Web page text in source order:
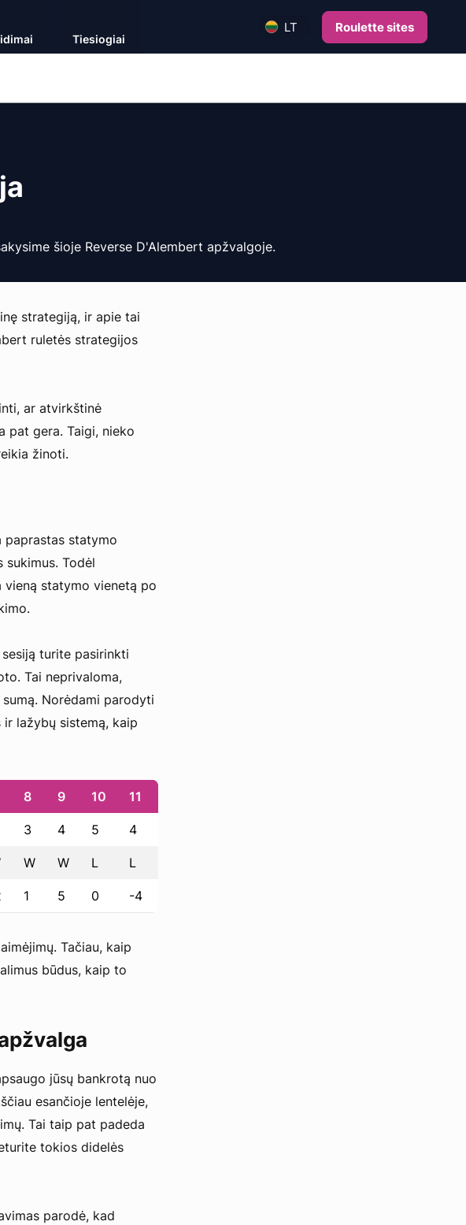
Tiesiogiai
LT Roulette sites
šioje Reverse D'Alembert apžvalgoje.
strategiją, ir apie tai
ruletės strategijos
ar atvirkštinė
pat gera. Taigi, nieko
žinoti.
statymo
sukimus. Todėl
statymo vienetą po
turite pasirinkti
Tai neprivaloma,
Norėdami parodyti
lažybų sistemą, kaip
8 9 10 11
3 4 5 4
W W L L
1 5 0 -4
Tačiau, kaip
būdus, kaip to
jūsų bankrotą nuo
esančioje lentelėje,
Tai taip pat padeda
tokios didelės
parodė, kad